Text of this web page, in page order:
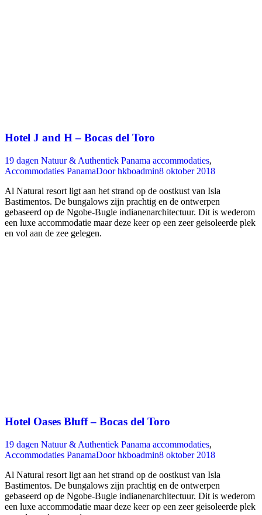
Hotel J and H – Bocas del Toro
19 dagen Natuur & Authentiek Panama accommodaties,
Accommodaties PanamaDoorhkboadmin8 oktober 2018
Al Natural resort ligt aan het strand op de oostkust van Isla
Bastimentos. De bungalows zijn prachtig en de ontwerpen
gebaseerd op de Ngobe-Bugle indianenarchitectuur. Dit is wederom
een luxe accommodatie maar deze keer op een zeer geisoleerde plek
en vol aan de zee gelegen.
Hotel Oases Bluff – Bocas del Toro
19 dagen Natuur & Authentiek Panama accommodaties,
Accommodaties PanamaDoorhkboadmin8 oktober 2018
Al Natural resort ligt aan het strand op de oostkust van Isla
Bastimentos. De bungalows zijn prachtig en de ontwerpen
gebaseerd op de Ngobe-Bugle indianenarchitectuur. Dit is wederom
een luxe accommodatie maar deze keer op een zeer geisoleerde plek